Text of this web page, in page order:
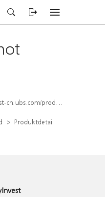
detail/index/isin/CH1581940249
Produktdetail